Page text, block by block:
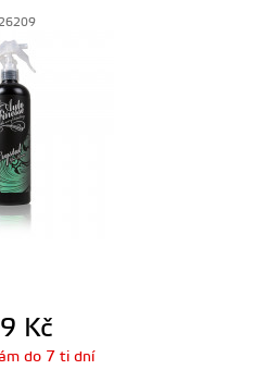
Kč
do 7 ti dní